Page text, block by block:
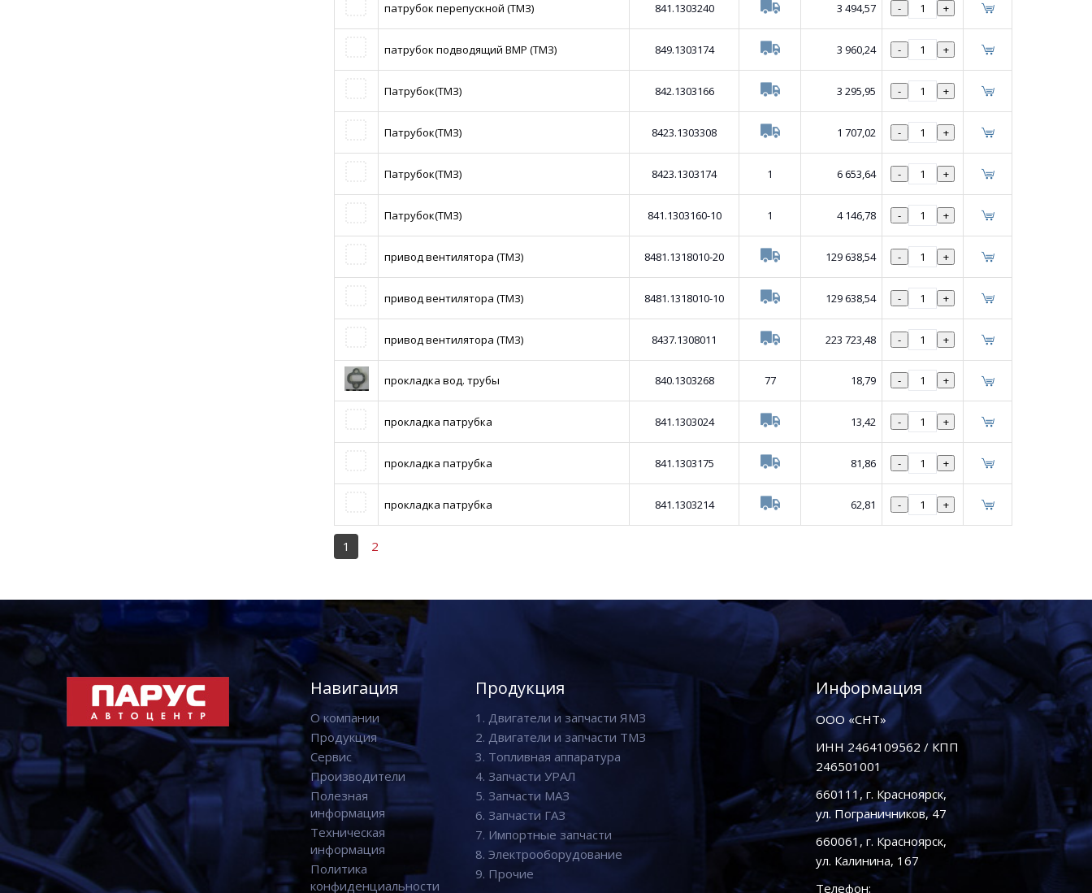
патрубок перепускной (ТМЗ) 841.1303240 3 494,57 - +
патрубок подводящий ВМР (ТМЗ) 849.1303174 3 960,24 - +
Патрубок(ТМЗ) 842.1303166 3 295,95 - +
Патрубок(ТМЗ) 8423.1303308 1 707,02 - +
Патрубок(ТМЗ) 8423.1303174 1 6 653,64 - +
Патрубок(ТМЗ) 841.1303160-10 1 4 146,78 - +
привод вентилятора (ТМЗ) 8481.1318010-20 129 638,54 - +
привод вентилятора (ТМЗ) 8481.1318010-10 129 638,54 - +
привод вентилятора (ТМЗ) 8437.1308011 223 723,48 - +
прокладка вод. трубы 840.1303268 77 18,79 - +
прокладка патрубка 841.1303024 13,42 - +
прокладка патрубка 841.1303175 81,86 - +
прокладка патрубка 841.1303214 62,81 - +
1 2
Навигация
О компании
Продукция
Сервис
Производители
Полезная
информация
Техническая
информация
Политика
конфиденциальности
Продукция
1. Двигатели и запчасти ЯМЗ
2. Двигатели и запчасти ТМЗ
3. Топливная аппаратура
4. Запчасти УРАЛ
5. Запчасти МАЗ
6. Запчасти ГАЗ
7. Импортные запчасти
8. Электрооборудование
9. Прочие
Информация
ООО «СНТ»
ИНН 2464109562 / КПП
246501001
660111, г. Красноярск,
ул. Пограничников, 47
660061, г. Красноярск,
ул. Калинина, 167
Телефон: